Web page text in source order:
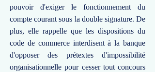
pouvoir d'exiger le fonctionnement du
compte courant sous la double signature. De
plus, elle rappelle que les dispositions du
code de commerce interdisent à la banque
d'opposer des prétextes d'impossibilité
organisationnelle pour cesser tout concours